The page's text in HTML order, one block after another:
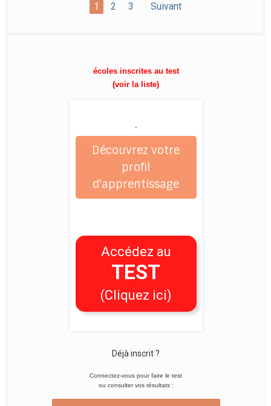
1 2 3 Suivant
écoles inscrites au test
(voir la liste)
.
Découvrez votre
profil
d'apprentissage
Accédez au
TEST
(Cliquez ici)
Déjà inscrit ?
Connectez-vous pour faire le test
ou consulter vos résultats :